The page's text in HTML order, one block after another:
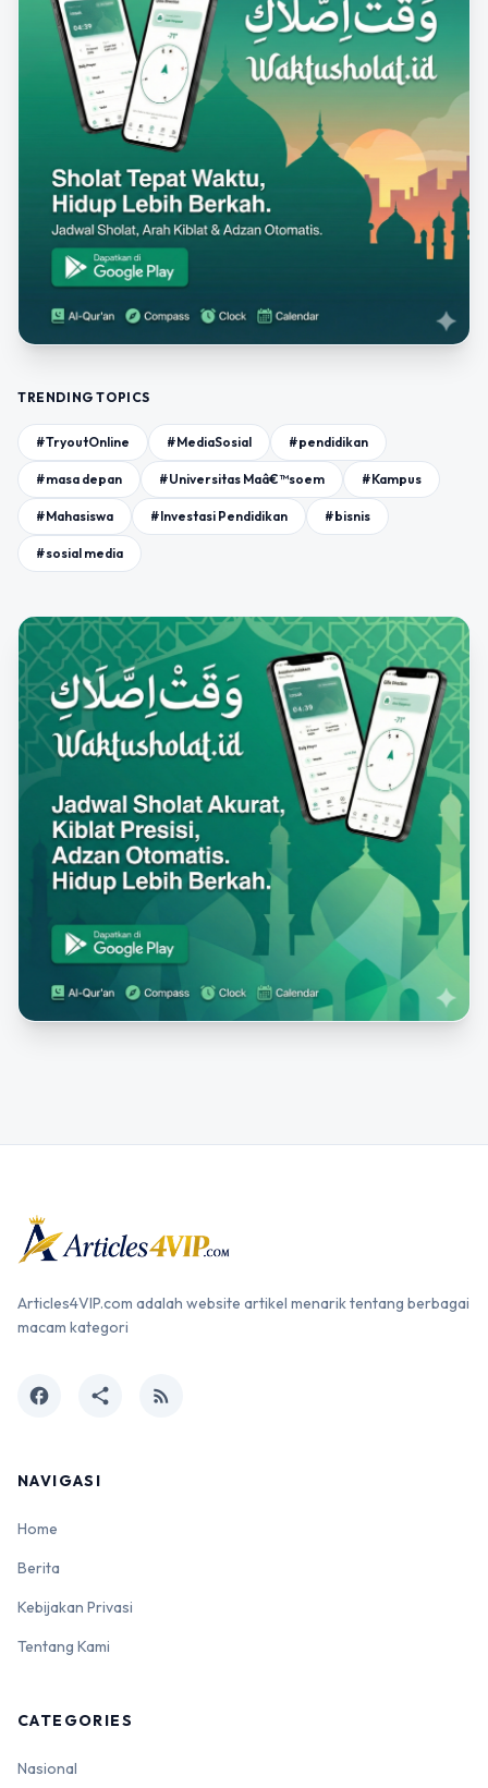
TRENDING TOPICS
#TryoutOnline #MediaSosial #pendidikan
#masa depan #Universitas Maâ€™soem #Kampus
#Mahasiswa #Investasi Pendidikan #bisnis
#sosial media
Articles4VIP.com adalah website artikel menarik tentang berbagai
macam kategori
facebook share rss_feed
NAVIGASI
Home
Berita
Kebijakan Privasi
Tentang Kami
CATEGORIES
Nasional